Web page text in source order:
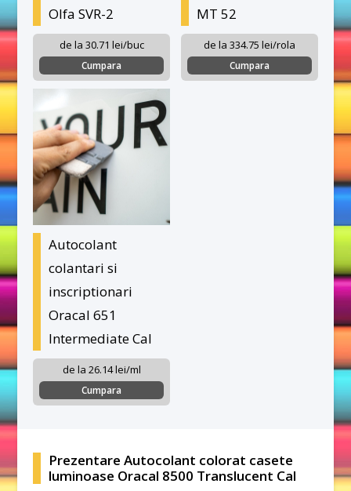
Olfa SVR-2
de la 30.71 lei/buc
Cumpara
MT 52
de la 334.75 lei/rola
Cumpara
Autocolant
colantari si
inscriptionari
Oracal 651
Intermediate Cal
de la 26.14 lei/ml
Cumpara
Prezentare Autocolant colorat casete
luminoase Oracal 8500 Translucent Cal